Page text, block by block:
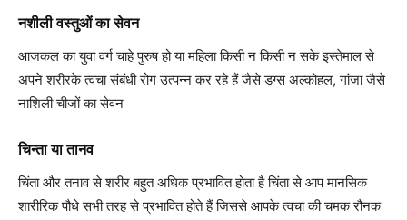
नशीली वस्तुओं का सेवन
आजकल का युवा वर्ग चाहे पुरुष हो या महिला किसी न किसी न सके इस्तेमाल से
अपने शरीरके त्वचा संबंधी रोग उत्पन्न कर रहे हैं जैसे डग्स अल्कोहल, गांजा जैसे
नाशिली चीजों का सेवन
चिन्ता या तानव
चिंता और तनाव से शरीर बहुत अधिक प्रभावित होता है चिंता से आप मानसिक
शारीरिक पौधे सभी तरह से प्रभावित होते हैं जिससे आपके त्वचा की चमक रौनक